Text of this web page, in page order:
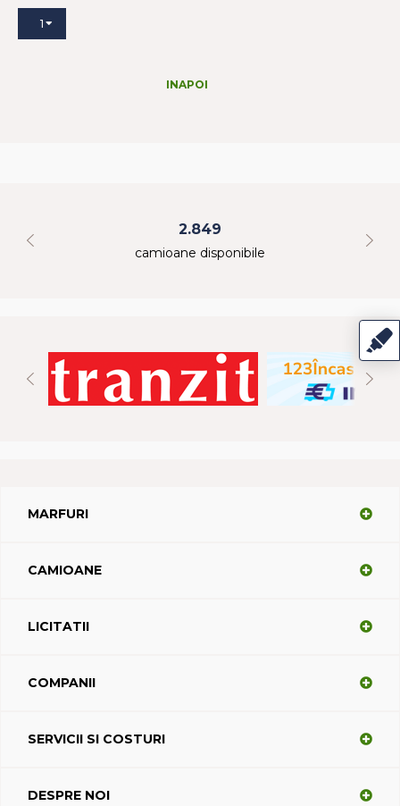
1
INAPOI
2.849
camioane disponibile
MARFURI
CAMIOANE
LICITATII
COMPANII
SERVICII SI COSTURI
DESPRE NOI